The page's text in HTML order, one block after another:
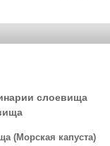
слоевища
(Морская капуста)